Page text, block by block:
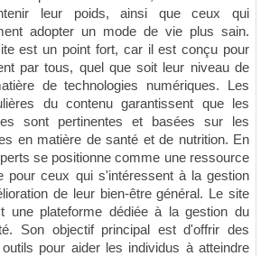
leur poids, ainsi que ceux qui
adopter un mode de vie plus sain.
est un point fort, car il est conçu pour
par tous, quel que soit leur niveau de
de technologies numériques. Les
du contenu garantissent que les
sont pertinentes et basées sur les
en matière de santé et de nutrition. En
se positionne comme une ressource
pour ceux qui s'intéressent à la gestion
de leur bien-être général. Le site
une plateforme dédiée à la gestion du
Son objectif principal est d'offrir des
pour aider les individus à atteindre